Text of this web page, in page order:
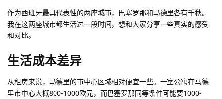
作为西班牙最具代表性的两座城市，巴塞罗那和马德里各有千秋。
我在这两座城市都生活过一段时间，想和大家分享一些真实的感受
和对比。
生活成本差异
从租房来说，马德里的市中心区域相对便宜一些。一室公寓在马德
里市中心大概800-1000欧元，而巴塞罗那同等条件可能要1000-